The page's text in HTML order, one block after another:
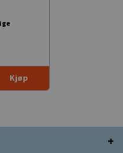
Kjøp